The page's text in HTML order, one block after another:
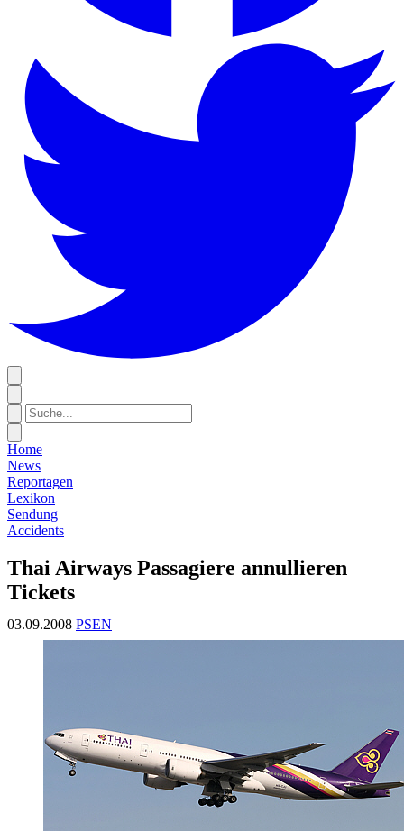
Home
News
Reportagen
Lexikon
Sendung
Accidents
Thai Airways Passagiere annullieren
Tickets
03.09.2008 PSEN